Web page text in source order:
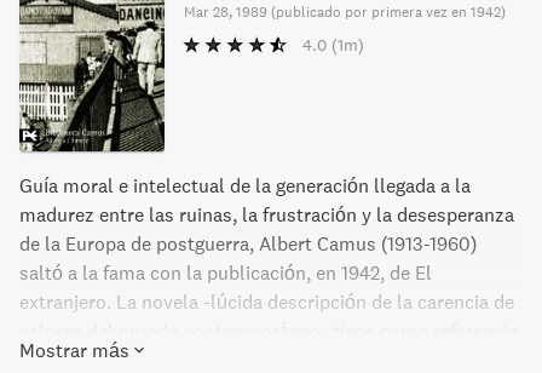
Mar 28, 1989 (publicado por primera vez en 1942)
4.0 (1m)
Guía moral e intelectual de la generación llegada a la
madurez entre las ruinas, la frustración y la desesperanza
de la Europa de postguerra, Albert Camus (1913-1960)
saltó a la fama con la publicación, en 1942, de El
extranjero. La novela -lúcida descripción de la carencia de
omnipresente a Meursault, su protagonista, a quien una
Mostrar más